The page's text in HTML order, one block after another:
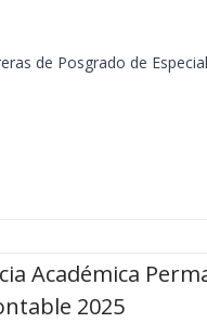
de Posgrado de
Académica
2025